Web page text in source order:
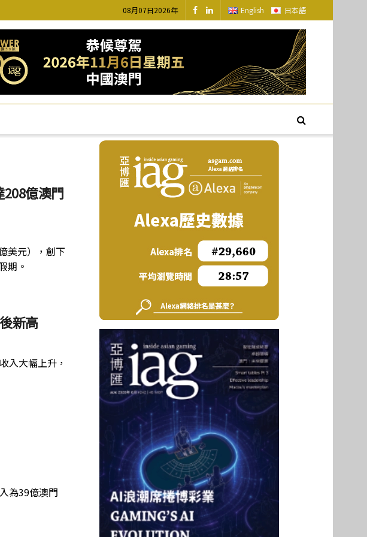
08月07日2026年 English 日本語
億澳門
美元），創下
期。
新高
入大幅上升，
為39億澳門